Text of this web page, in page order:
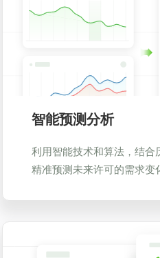
智能预测分析
利用智能技术和算法，结合
精准预测未来许可的需求变